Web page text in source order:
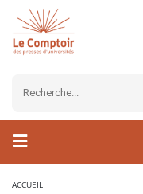
ACCUEIL